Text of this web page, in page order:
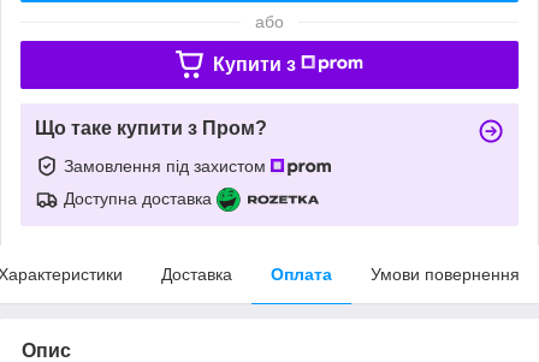
або
Купити з
Що таке купити з Пром?
Замовлення під захистом
Доступна доставка
Доставка Оплата Умови повернення
Опис